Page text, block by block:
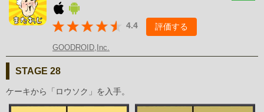
4.4 評価する
GOODROID,Inc.
STAGE 28
ケーキから「ロウソク」を入手。